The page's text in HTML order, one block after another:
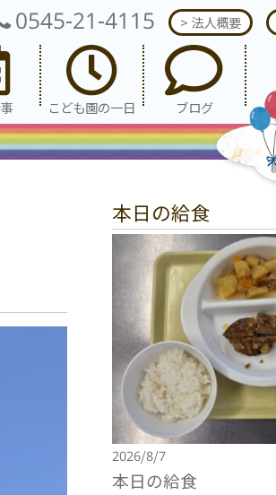
0545-21-4115 > 法人概要
こども園の一日 ブログ
本日の給食
2026/8/7
本日の給食